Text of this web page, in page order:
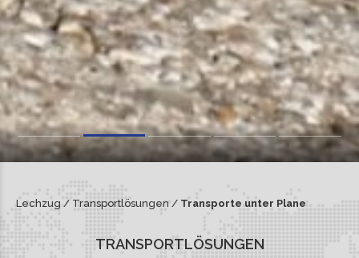
Lechzug / Transportlösungen / Transporte unter Plane
TRANSPORTLÖSUNGEN